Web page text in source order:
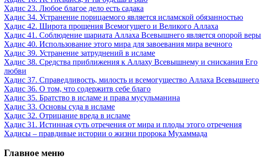
Хадис 23. Любое благое дело есть садака
Хадис 34. Устранение порицаемого является исламской обязанностью
Хадис 42. Широта прощения Всемогущего и Великого Аллаха
Хадис 41. Соблюдение шариата Аллаха Всевышнего является опорой веры
Хадис 40. Использование этого мира для завоевания мира вечного
Хадис 39. Устранение затруднений в исламе
Хадис 38. Средства приближения к Аллаху Всевышнему и снискания Его
любви
Хадис 37. Справедливость, милость и всемогущество Аллаха Всевышнего
Хадис 36. О том, что содержитв себе благо
Хадис 35. Братство в исламе и права мусульманинa
Хадис 33. Основы суда в исламе
Хадис 32. Отрицание вреда в исламе
Хадис 31. Истинная суть отречения от мира и плоды этого отречения
Хадисы – правдивые истории о жизни пророка Мухаммада
Главное меню